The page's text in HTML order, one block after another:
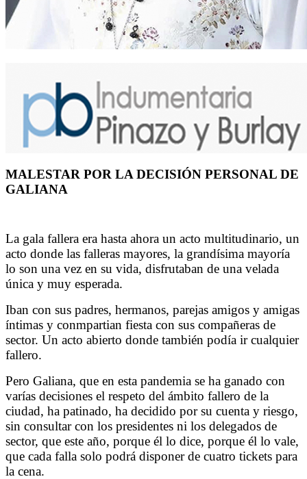
MALESTAR POR LA DECISIÓN PERSONAL DE
GALIANA
La gala fallera era hasta ahora un acto multitudinario, un
acto donde las falleras mayores, la grandísima mayoría
lo son una vez en su vida, disfrutaban de una velada
única y muy esperada.
Iban con sus padres, hermanos, parejas amigos y amigas
íntimas y conmpartian fiesta con sus compañeras de
sector. Un acto abierto donde también podía ir cualquier
fallero.
Pero Galiana, que en esta pandemia se ha ganado con
varías decisiones el respeto del ámbito fallero de la
ciudad, ha patinado, ha decidido por su cuenta y riesgo,
sin consultar con los presidentes ni los delegados de
sector, que este año, porque él lo dice, porque él lo vale,
que cada falla solo podrá disponer de cuatro tickets para
la cena.